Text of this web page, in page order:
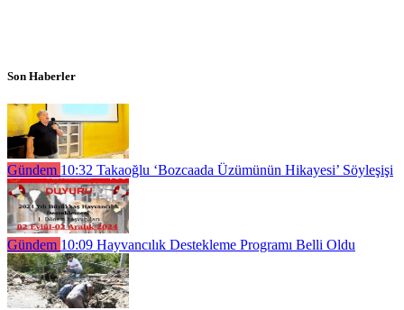
Son Haberler
Gündem 10:32 Takaoğlu ‘Bozcaada Üzümünün Hikayesi’ Söyleşişi
Gündem 10:09 Hayvancılık Destekleme Programı Belli Oldu